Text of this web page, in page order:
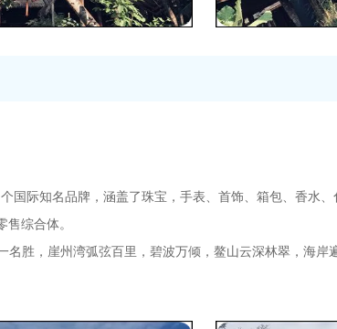
国际知名品牌，涵盖了珠宝，手表、首饰、箱包、香水
综合体。
名胜，崖州湾弧弦百里，碧波万倾，鳌山云深林翠，海岸